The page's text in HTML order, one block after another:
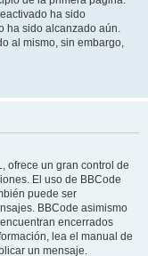
ha sido
ha sido alcanzado aún.
al mismo, sin embargo,
ofrece un gran control de
El uso de BBCode
puede ser
BBCode asimismo
encerrados
lea el manual de
un mensaje.